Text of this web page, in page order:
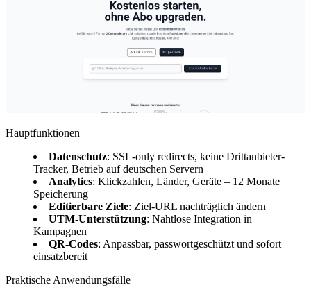
Hauptfunktionen
Datenschutz: SSL-only redirects, keine Drittanbieter-
Tracker, Betrieb auf deutschen Servern
Analytics: Klickzahlen, Länder, Geräte – 12 Monate
Speicherung
Editierbare Ziele: Ziel-URL nachträglich ändern
UTM-Unterstützung: Nahtlose Integration in
Kampagnen
QR-Codes: Anpassbar, passwortgeschützt und sofort
einsatzbereit
Praktische Anwendungsfälle